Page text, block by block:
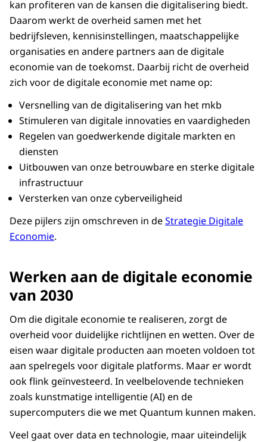
kan profiteren van de kansen die digitalisering biedt.
Daarom werkt de overheid samen met het
bedrijfsleven, kennisinstellingen, maatschappelijke
organisaties en andere partners aan de digitale
economie van de toekomst. Daarbij richt de overheid
zich voor de digitale economie met name op:
Versnelling van de digitalisering van het mkb
Stimuleren van digitale innovaties en vaardigheden
Regelen van goedwerkende digitale markten en
diensten
Uitbouwen van onze betrouwbare en sterke digitale
infrastructuur
Versterken van onze cyberveiligheid
Deze pijlers zijn omschreven in deStrategie Digitale
Economie.
Werken aan de digitale economie
van 2030
Om die digitale economie te realiseren, zorgt de
overheid voor duidelijke richtlijnen en wetten. Over de
eisen waar digitale producten aan moeten voldoen tot
aan spelregels voor digitale platforms. Maar er wordt
ook flink geïnvesteerd. In veelbelovende technieken
zoals kunstmatige intelligentie (AI) en de
supercomputers die we met Quantum kunnen maken.
Veel gaat over data en technologie, maar uiteindelijk